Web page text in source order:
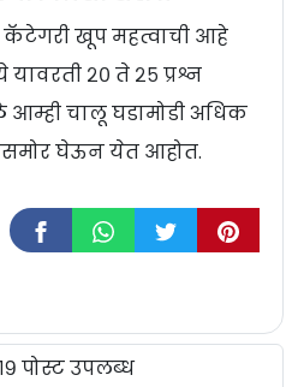
कॅटेगरी खूप महत्वाची आहे
२० ते २५ प्रश्न
चालू घडामोडी अधिक
घेऊन येत आहोत.
पोस्ट उपलब्ध